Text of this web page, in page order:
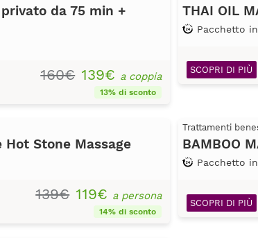
privato da 75 min +
160€ 139€ a coppia
13% di sconto
THAI OIL
Pacchetto
SCOPRI DI PIÙ
Hot Stone Massage
139€ 119€ a persona
14% di sconto
Trattamenti
BAMBOO
Pacchetto
SCOPRI DI PIÙ